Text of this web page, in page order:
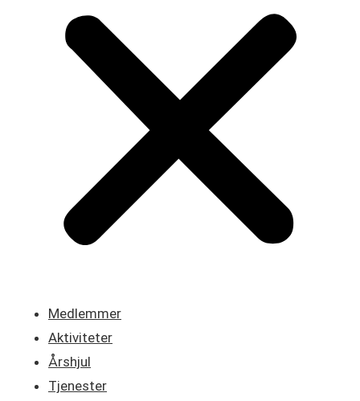
Medlemmer
Aktiviteter
Årshjul
Tjenester